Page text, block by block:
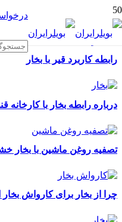
رابطه کاربرد قیر با بخار
درباره رابطه بخار با کارخانه
تصفیه روغن ماشین با بخار
چرا از بخار برای کارواش